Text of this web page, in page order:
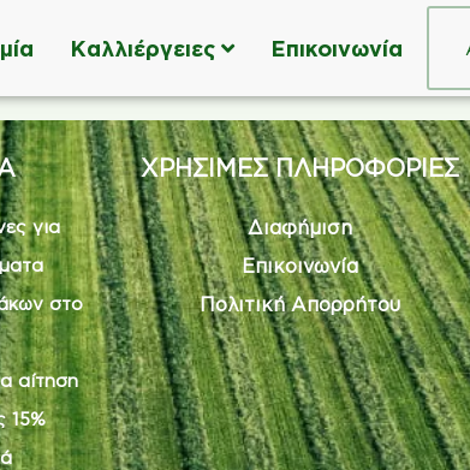
Καλλιέργειες Επικοινωνία
για
στο
αίτηση
15%
ΧΡΗΣΙΜΕΣ ΠΛΗΡΟΦΟΡΙΕΣ
Διαφήμιση
Επικοινωνία
Πολιτική Απορρήτου